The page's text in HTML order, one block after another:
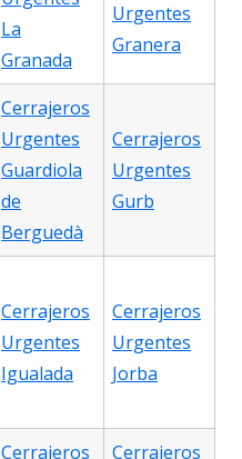
La
Granada
Urgentes
Granera
Cerrajeros
Urgentes
Guardiola
de
Berguedà
Cerrajeros
Urgentes
Gurb
Cerrajeros
Urgentes
Igualada
Cerrajeros
Urgentes
Jorba
Cerrajeros
Cerrajeros